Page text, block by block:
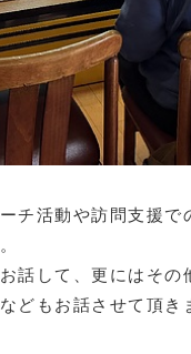
チ活動や訪問支援
話して、更にはそ
どもお話させて頂き